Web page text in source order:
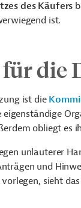
des Käufers
ist.
die
ist die
obliegt es
unlauterer
und
sieht